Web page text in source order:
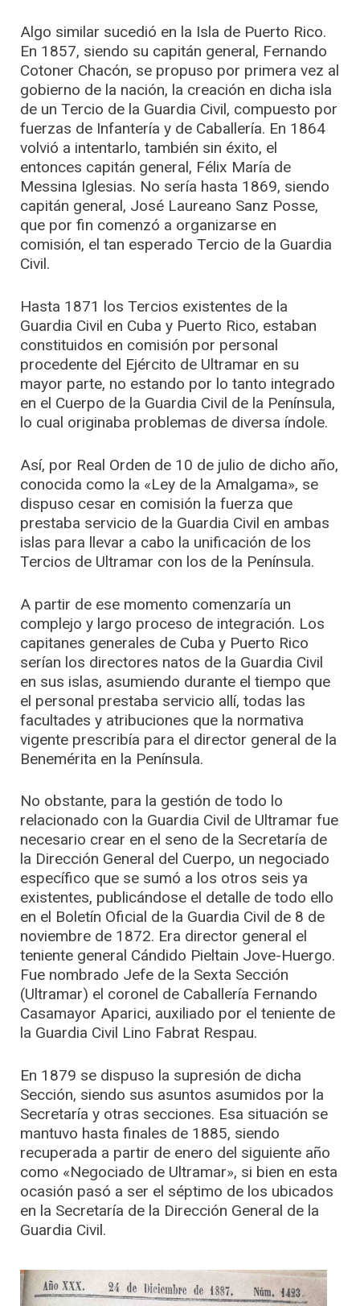
Algo similar sucedió en la Isla de Puerto Rico.
En 1857, siendo su capitán general, Fernando
Cotoner Chacón, se propuso por primera vez al
gobierno de la nación, la creación en dicha isla
de un Tercio de la Guardia Civil, compuesto por
fuerzas de Infantería y de Caballería. En 1864
volvió a intentarlo, también sin éxito, el
entonces capitán general, Félix María de
Messina Iglesias. No sería hasta 1869, siendo
capitán general, José Laureano Sanz Posse,
que por fin comenzó a organizarse en
comisión, el tan esperado Tercio de la Guardia
Civil.
Hasta 1871 los Tercios existentes de la
Guardia Civil en Cuba y Puerto Rico, estaban
constituidos en comisión por personal
procedente del Ejército de Ultramar en su
mayor parte, no estando por lo tanto integrado
en el Cuerpo de la Guardia Civil de la Península,
lo cual originaba problemas de diversa índole.
Así, por Real Orden de 10 de julio de dicho año,
conocida como la «Ley de la Amalgama», se
dispuso cesar en comisión la fuerza que
prestaba servicio de la Guardia Civil en ambas
islas para llevar a cabo la unificación de los
Tercios de Ultramar con los de la Península.
A partir de ese momento comenzaría un
complejo y largo proceso de integración. Los
capitanes generales de Cuba y Puerto Rico
serían los directores natos de la Guardia Civil
en sus islas, asumiendo durante el tiempo que
el personal prestaba servicio allí, todas las
facultades y atribuciones que la normativa
vigente prescribía para el director general de la
Benemérita en la Península.
No obstante, para la gestión de todo lo
relacionado con la Guardia Civil de Ultramar fue
necesario crear en el seno de la Secretaría de
la Dirección General del Cuerpo, un negociado
específico que se sumó a los otros seis ya
existentes, publicándose el detalle de todo ello
en el Boletín Oficial de la Guardia Civil de 8 de
noviembre de 1872. Era director general el
teniente general Cándido Pieltain Jove-Huergo.
Fue nombrado Jefe de la Sexta Sección
(Ultramar) el coronel de Caballería Fernando
Casamayor Aparici, auxiliado por el teniente de
la Guardia Civil Lino Fabrat Respau.
En 1879 se dispuso la supresión de dicha
Sección, siendo sus asuntos asumidos por la
Secretaría y otras secciones. Esa situación se
mantuvo hasta finales de 1885, siendo
recuperada a partir de enero del siguiente año
como «Negociado de Ultramar», si bien en esta
ocasión pasó a ser el séptimo de los ubicados
en la Secretaría de la Dirección General de la
Guardia Civil.